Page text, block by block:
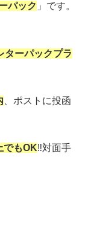
パック 」です。
ターパックプラ
、ポストに投函
でもOK‼対面手